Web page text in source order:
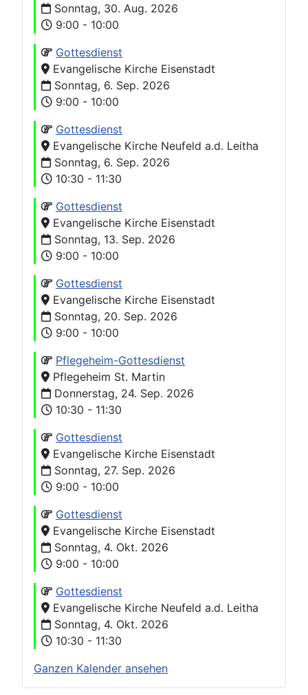
Sonntag, 30. Aug. 2026
9:00 - 10:00
Gottesdienst
Evangelische Kirche Eisenstadt
Sonntag, 6. Sep. 2026
9:00 - 10:00
Gottesdienst
Evangelische Kirche Neufeld a.d. Leitha
Sonntag, 6. Sep. 2026
10:30 - 11:30
Gottesdienst
Evangelische Kirche Eisenstadt
Sonntag, 13. Sep. 2026
9:00 - 10:00
Gottesdienst
Evangelische Kirche Eisenstadt
Sonntag, 20. Sep. 2026
9:00 - 10:00
Pflegeheim-Gottesdienst
Pflegeheim St. Martin
Donnerstag, 24. Sep. 2026
10:30 - 11:30
Gottesdienst
Evangelische Kirche Eisenstadt
Sonntag, 27. Sep. 2026
9:00 - 10:00
Gottesdienst
Evangelische Kirche Eisenstadt
Sonntag, 4. Okt. 2026
9:00 - 10:00
Gottesdienst
Evangelische Kirche Neufeld a.d. Leitha
Sonntag, 4. Okt. 2026
10:30 - 11:30
Ganzen Kalender ansehen